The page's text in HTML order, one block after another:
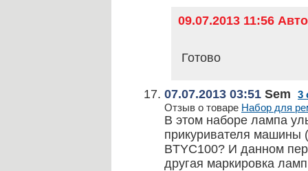
09.07.2013 11:56
Готово
07.07.2013 03:51 Sem
3
Отзыв о товаре Набор для
В этом наборе лампа
прикуривателя машины
BTYC100? И данном
другая маркировка